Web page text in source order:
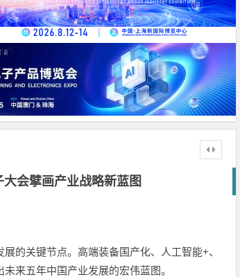
会擘画产业战略新蓝图
的关键节点。高端装备国产化、人工智能+、
来五年中国产业发展的宏伟蓝图。